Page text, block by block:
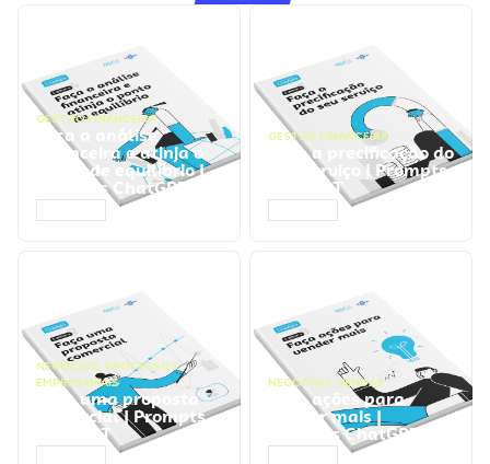
GESTÃO FINANCEIRA
Faça a análise
financeira e atinja o
ponto de equilíbrio |
Prompts ChatGPT
GESTÃO FINANCEIRA
Faça a precificação do
seu serviço | Prompts
ChatGPT
NEGÓCIOS, PROCESSOS
EMPRESARIAIS
Faça uma proposta
comercial | Prompts
ChatGPT
NEGÓCIOS, VENDAS
Faça ações para
vender mais |
Prompts ChatGPT